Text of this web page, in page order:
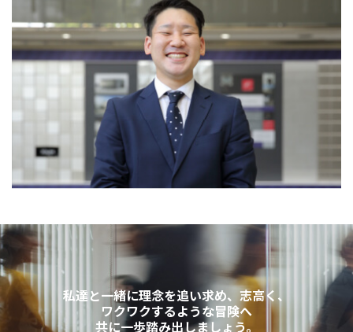
私達と一緒に理念を追い求め、志高く、
ワクワクするような冒険へ
共に一歩踏み出しましょう。